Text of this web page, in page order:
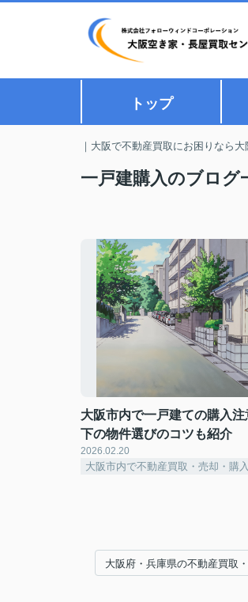
トップ
｜大阪で不動産買取にお困りなら
一戸建購入のブログ
大阪市内で一戸建ての購入
下の物件選びのコツも紹介
2026.02.20
大阪市内で不動産買取・売却・購
大阪府・兵庫県の不動産買取